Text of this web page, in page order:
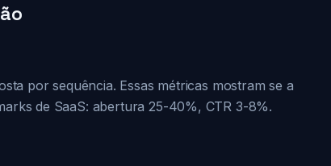
por sequência. Essas métricas mostram se a
de SaaS: abertura 25-40%, CTR 3-8%.